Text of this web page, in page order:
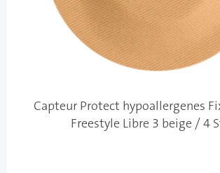
Capteur Protect hypoallergenes
Freestyle Libre 3 beige / 4